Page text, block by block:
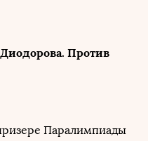
Против
Паралимпиады